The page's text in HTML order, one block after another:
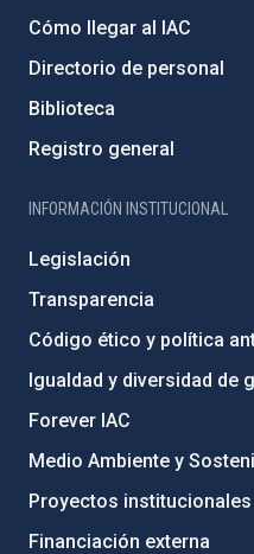
Cómo llegar al IAC
Directorio de personal
Biblioteca
Registro general
INFORMACIÓN INSTITUCIONAL
Legislación
Transparencia
Código ético y política
Igualdad y diversidad de
Forever IAC
Medio Ambiente y
Proyectos institucionales
Financiación externa